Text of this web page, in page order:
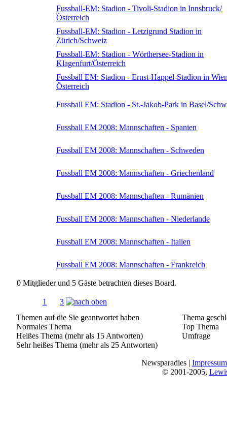
Fussball-EM: Stadion - Tivoli-Stadion in Innsbruck/
Österreich
Fussball-EM: Stadion - Letzigrund Stadion in
Zürich/Schweiz
Fussball-EM: Stadion - Wörthersee-Stadion in
Klagenfurt/Österreich
Fussball EM: Stadion - Ernst-Happel-Stadion in
Österreich
Fussball EM: Stadion - St.-Jakob-Park in Basel/
Fussball EM 2008: Mannschaften - Spanien
Fussball EM 2008: Mannschaften - Schweden
Fussball EM 2008: Mannschaften - Griechenland
Fussball EM 2008: Mannschaften - Rumänien
Fussball EM 2008: Mannschaften - Niederlande
Fussball EM 2008: Mannschaften - Italien
Fussball EM 2008: Mannschaften - Frankreich
0 Mitglieder und 5 Gäste betrachten dieses Board.
1
3
Themen auf die Sie geantwortet haben
Normales Thema
Heißes Thema (mehr als 15 Antworten)
Sehr heißes Thema (mehr als 25 Antworten)
Thema
Top Thema
Umfrage
Newsparadies | Impressum
© 2001-2005,